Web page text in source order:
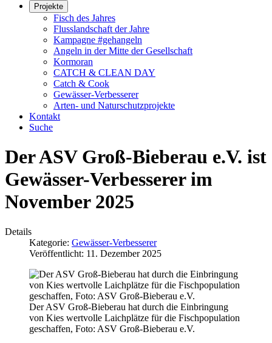
Projekte
Fisch des Jahres
Flusslandschaft der Jahre
Kampagne #gehangeln
Angeln in der Mitte der Gesellschaft
Kormoran
CATCH & CLEAN DAY
Catch & Cook
Gewässer-Verbesserer
Arten- und Naturschutzprojekte
Kontakt
Suche
Der ASV Groß-Bieberau e.V. ist
Gewässer-Verbesserer im
November 2025
Details
Kategorie: Gewässer-Verbesserer
Veröffentlicht: 11. Dezember 2025
Der ASV Groß-Bieberau hat durch die Einbringung
von Kies wertvolle Laichplätze für die Fischpopulation
geschaffen, Foto: ASV Groß-Bieberau e.V.